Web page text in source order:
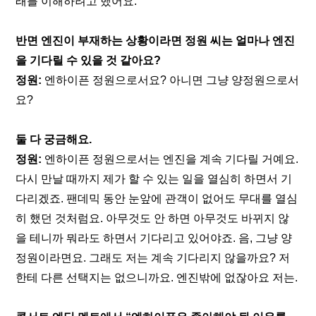
반면 엔진이 부재하는 상황이라면 정원 씨는 얼마나 엔진
을 기다릴 수 있을 것 같아요?
정원: 엔하이픈 정원으로서요? 아니면 그냥 양정원으로서
요?
둘 다 궁금해요.
정원: 엔하이픈 정원으로서는 엔진을 계속 기다릴 거예요.
다시 만날 때까지 제가 할 수 있는 일을 열심히 하면서 기
다리겠죠. 팬데믹 동안 눈앞에 관객이 없어도 무대를 열심
히 했던 것처럼요. 아무것도 안 하면 아무것도 바뀌지 않
을 테니까 뭐라도 하면서 기다리고 있어야죠. 음, 그냥 양
정원이라면요. 그래도 저는 계속 기다리지 않을까요? 저
한테 다른 선택지는 없으니까요. 엔진밖에 없잖아요 저는.